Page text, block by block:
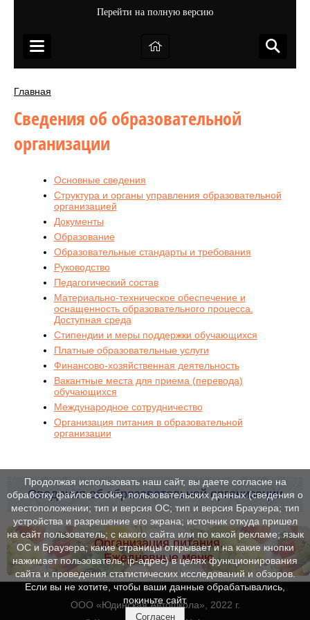
Перейти на полную версию
Главная
Сведения об образовательной
организации
Основные сведения
Структура и органы управления образовательной
организацией
Документы
Образование
Образовательные стандарты и требования
Руководство
Педагогический состав
Материально-техническое обеспечение и
оснащенность образовательного процесса.
Доступная среда
Стипендии и меры поддержки обучающихся
Платные образовательные услуги
Финансово-хозяйственная деятельность
Вакантные места для приема (перевода)
обучающихся
Международное сотрудничество
Организация питания в образовательной
организации
Сведения об образовательной организации
Организация питания.
Ежедневные меню
ООО «Юдинская Автошкола», 2022 г.
Продолжая использовать наш сайт, вы даете согласие на
обработку файлов cookie, пользовательских данных (сведения о
местоположении; тип и версия ОС; тип и версия Браузера; тип
устройства и разрешение его экрана; источник откуда пришел
на сайт пользователь; с какого сайта или по какой рекламе; язык
ОС и Браузера; какие страницы открывает и на какие кнопки
нажимает пользователь; ip-адрес) в целях функционирования
сайта и проведения статистических исследований и обзоров.
Если вы не хотите, чтобы ваши данные обрабатывались,
покиньте сайт.
Согласен